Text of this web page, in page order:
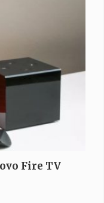
Fire TV